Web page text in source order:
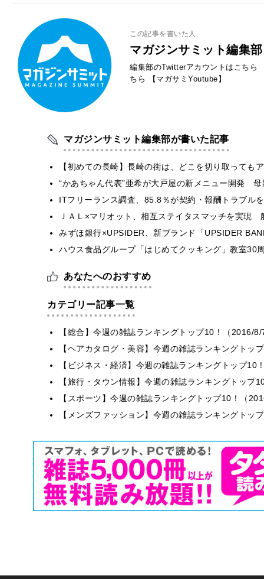
この記事を書いた人
マガジンサミット編集部
編集部のTwitterアカウントはこちら
ちら
【マガサミYoutube】
マガジンサミット編集部が書いた記事
【初めての長崎】長崎の街は、どこを切り取って
“かあちゃん代表”亜希が大戸屋の新メニュー開発
ITフリーランス調査、85.8％が契約・報酬トラブ
ＪＡＬ×マリオット、相互ステイタスマッチを実
みずほ銀行×UPSIDER、新ブランド「UPSIDER
ハウス食品グループ「はじめてクッキング」教室
あなたへのおすすめ
カテゴリー記事一覧
【総合】今週の雑誌ランキングトップ10！（2016/
【ヘアカタログ・美容】今週の雑誌ランキングト
【ビジネス・経済】今週の雑誌ランキングトップ
【旅行・タウン情報】今週の雑誌ランキングトッ
【スポーツ】今週の雑誌ランキングトップ10！（
【メンズファッション】今週の雑誌ランキングト